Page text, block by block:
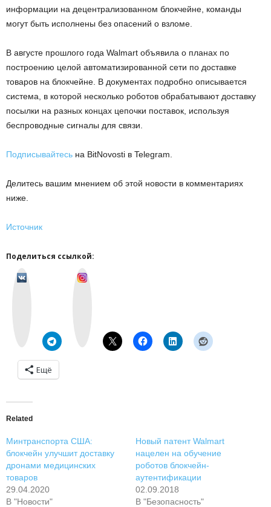
информации на децентрализованном блокчейне, команды
могут быть исполнены без опасений о взломе.
В августе прошлого года Walmart объявила о планах по
построению целой автоматизированной сети по доставке
товаров на блокчейне. В документах подробно описывается
система, в которой несколько роботов обрабатывают доставку
посылки на разных концах цепочки поставок, используя
беспроводные сигналы для связи.
Подписывайтесь на BitNovosti в Telegram.
Делитесь вашим мнением об этой новости в комментариях
ниже.
Источник
Поделиться ссылкой:
Ещё
Related
Минтранспорта США:
блокчейн улучшит доставку
дронами медицинских
товаров
29.04.2020
В "Новости"
Новый патент Walmart
нацелен на обучение
роботов блокчейн-
аутентификации
02.09.2018
В "Безопасность"